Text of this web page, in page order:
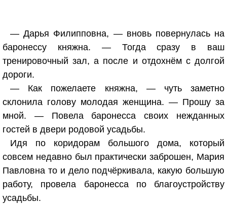
— Дарья Филипповна, — вновь повернулась на
баронессу княжна. — Тогда сразу в ваш
тренировочный зал, а после и отдохнём с долгой
дороги.
— Как пожелаете княжна, — чуть заметно
склонила голову молодая женщина. — Прошу за
мной. — Повела баронесса своих нежданных
гостей в двери родовой усадьбы.
Идя по коридорам большого дома, который
совсем недавно был практически заброшен, Мария
Павловна то и дело подчёркивала, какую большую
работу, провела баронесса по благоустройству
усадьбы.